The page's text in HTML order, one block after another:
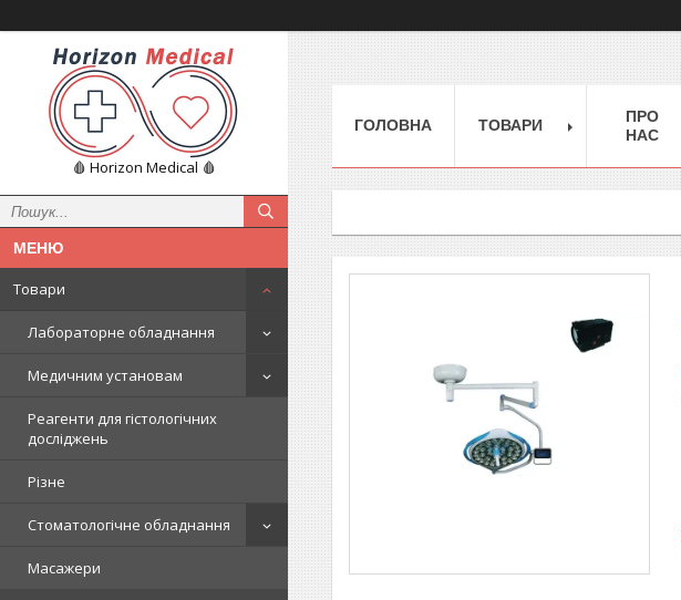
🩸 Horizon Medical 🩸
Товари
Лабораторне обладнання
Медичним установам
Реагенти для гістологічних
досліджень
Різне
Стоматологічне обладнання
Масажери
ГОЛОВНА ТОВАРИ
ПРО
НАС